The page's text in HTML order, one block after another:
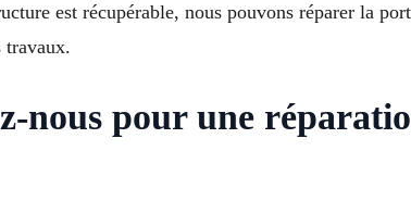
est récupérable, nous pouvons réparer la
travaux.
nous pour une